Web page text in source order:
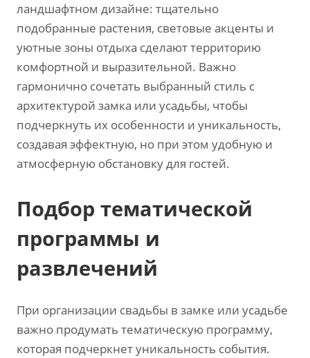
ландшафтном дизайне: тщательно
подобранные растения‚ световые акценты и
уютные зоны отдыха сделают территорию
комфортной и выразительной. Важно
гармонично сочетать выбранный стиль с
архитектурой замка или усадьбы‚ чтобы
подчеркнуть их особенности и уникальность‚
создавая эффектную‚ но при этом удобную и
атмосферную обстановку для гостей.
Подбор тематической
программы и
развлечений
При организации свадьбы в замке или усадьбе
важно продумать тематическую программу‚
которая подчеркнет уникальность события.